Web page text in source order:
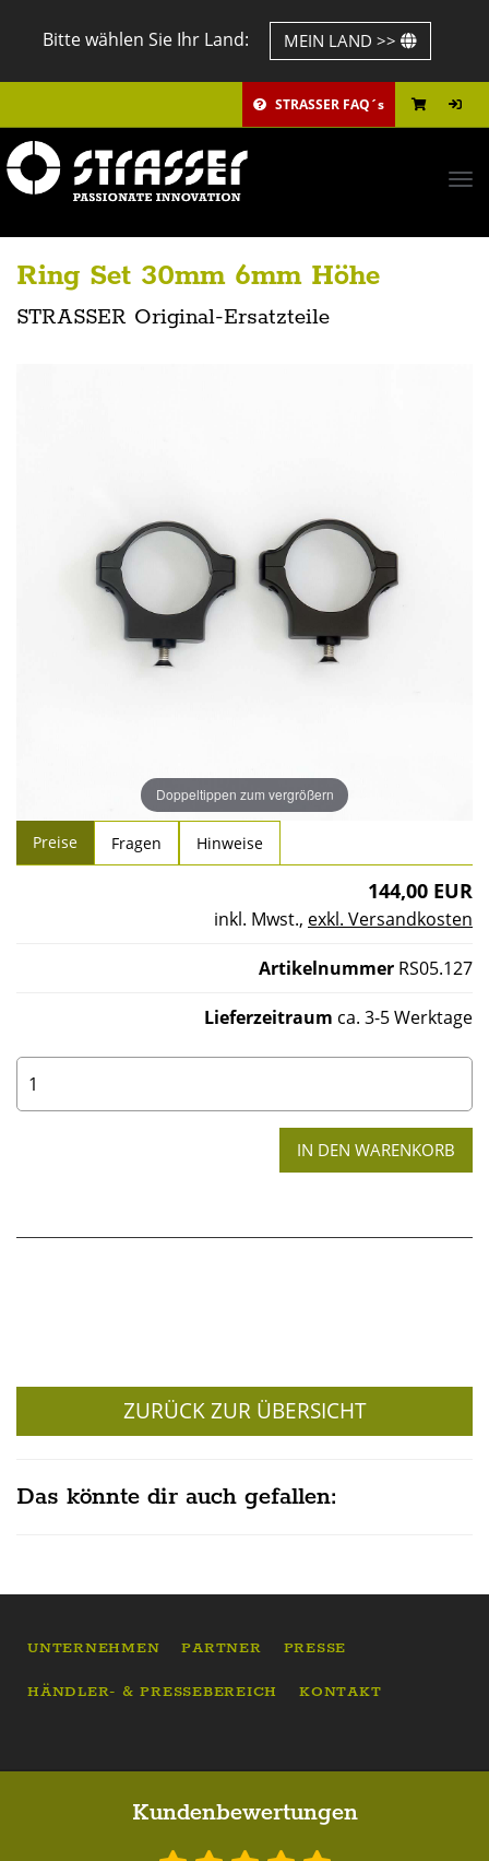
Bitte wählen Sie Ihr Land: MEIN LAND >>
STRASSER FAQ´s
Ring Set 30mm 6mm Höhe
STRASSER Original-Ersatzteile
Doppeltippen zum vergrößern
Preise Fragen Hinweise
144,00 EUR
inkl. Mwst., exkl. Versandkosten
Artikelnummer RS05.127
Lieferzeitraum ca. 3-5 Werktage
0
ZURÜCK ZUR ÜBERSICHT
Das könnte dir auch gefallen:
UNTERNEHMEN PARTNER PRESSE
HÄNDLER- & PRESSEBEREICH KONTAKT
Kundenbewertungen